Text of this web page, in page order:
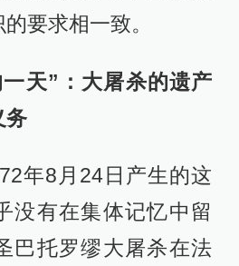
要求相一致。
天”：大屠杀的遗产
务
8月24日产生的这
没有在集体记忆中留
巴托罗缪大屠杀在法